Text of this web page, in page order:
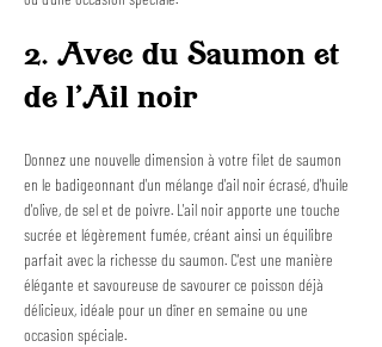
2. Avec du Saumon et
de l'Ail noir
Donnez une nouvelle dimension à votre filet de saumon
en le badigeonnant d'un mélange d'ail noir écrasé, d'huile
d'olive, de sel et de poivre. L'ail noir apporte une touche
sucrée et légèrement fumée, créant ainsi un équilibre
parfait avec la richesse du saumon. C'est une manière
élégante et savoureuse de savourer ce poisson déjà
délicieux, idéale pour un dîner en semaine ou une
occasion spéciale.